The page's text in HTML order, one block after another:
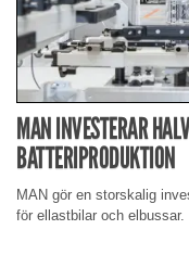
MAN INVESTERAR
BATTERIPRODUKTION
MAN gör en storskalig
för ellastbilar och elbussar.